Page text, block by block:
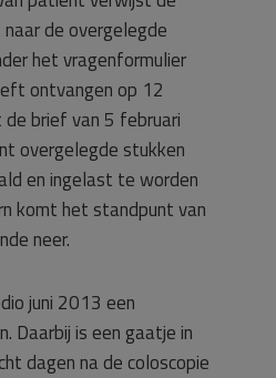
de overgelegde
het vragenformulier
ontvangen op 12
brief van 5 februari
overgelegde stukken
en ingelast te worden
komt het standpunt van
neer.
juni 2013 een
Daarbij is een gaatje in
dagen na de coloscopie